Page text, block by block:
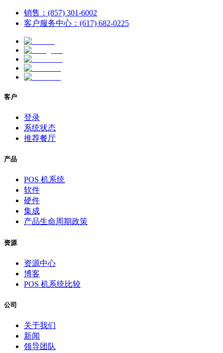
销售：(857) 301-6002
客户服务中心：(617) 682-0225
客户
登录
系统状态
推荐餐厅
产品
POS 机系统
软件
硬件
集成
产品生命周期政策
资源
资源中心
博客
POS 机系统比较
公司
关于我们
新闻
领导团队